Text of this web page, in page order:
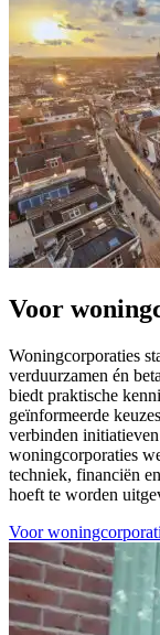
Voor
Woningcorporaties
verduurzamen én
biedt praktische
geïnformeerde
verbinden
woningcorporaties
techniek, financiën
hoeft te worden
Voor